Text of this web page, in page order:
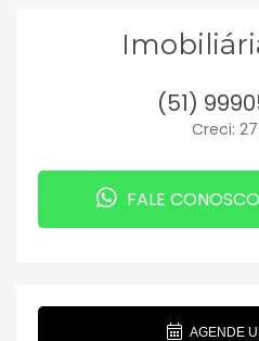
(51)
Creci:
FALE
AGENDE